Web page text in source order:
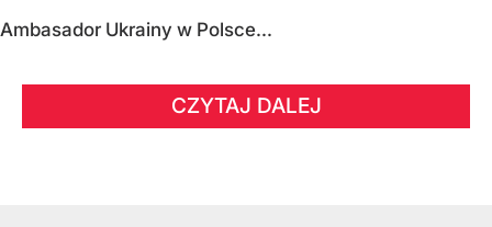
Ambasador Ukrainy w Polsce...
CZYTAJ DALEJ